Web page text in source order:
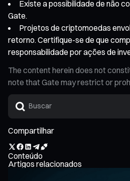
Existe a possibilidade de não
Gate.
Projetos de criptomoedas
retorno. Certifique-se de que
responsabilidade por ações de
The content herein does not
note that Gate may restrict or
Compartilhar
Conteúdo
Artigos relacionados